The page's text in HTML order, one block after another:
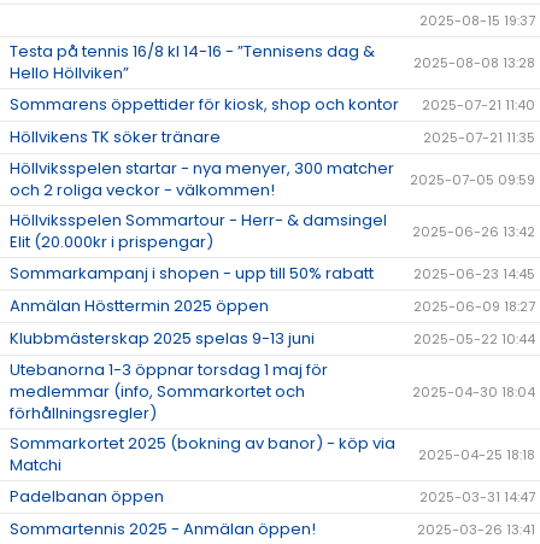
2025-08-15 19:37
Testa på tennis 16/8 kl 14-16 - ”Tennisens dag &
Hello Höllviken”
2025-08-08 13:28
Sommarens öppettider för kiosk, shop och kontor 2025-07-21 11:40
Höllvikens TK söker tränare 2025-07-21 11:35
Höllviksspelen startar - nya menyer, 300 matcher
och 2 roliga veckor - välkommen!
2025-07-05 09:59
Höllviksspelen Sommartour - Herr- & damsingel
Elit (20.000kr i prispengar)
2025-06-26 13:42
Sommarkampanj i shopen - upp till 50% rabatt 2025-06-23 14:45
Anmälan Hösttermin 2025 öppen 2025-06-09 18:27
Klubbmästerskap 2025 spelas 9-13 juni 2025-05-22 10:44
Utebanorna 1-3 öppnar torsdag 1 maj för
medlemmar (info, Sommarkortet och
förhållningsregler)
2025-04-30 18:04
Sommarkortet 2025 (bokning av banor) - köp via
Matchi
2025-04-25 18:18
Padelbanan öppen 2025-03-31 14:47
Sommartennis 2025 - Anmälan öppen! 2025-03-26 13:41